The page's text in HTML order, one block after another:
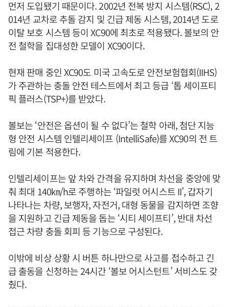
먼저 도입됐기 때문이다. 2002년 전복 방지 시스템(RSC), 2
014년 교차로 추돌 감지 및 긴급 제동 시스템, 2014년 도로
이탈 보호 시스템 등이 XC90에 최초로 적용됐다. 볼보의 안
전 철학을 집대성한 모델이 XC90이다.
현재 판매 중인 XC90도 미국 고속도로 안전보험협회(IIHS)
가 주관하는 충돌 안전 테스트에서 최고 등급 ‘톱 세이프티
픽 플러스(TSP+)를 받았다.
볼보는 ‘안전은 옵션이 될 수 없다’는 철학 아래, 첨단 지능
형 안전 시스템 인텔리세이프 (IntelliSafe)를 XC90의 전 트
림에 기본 적용한다.
인텔리세이프는 앞 차와 간격을 유지하며 차선을 중앙에 맞
춰 최대 140㎞/h로 주행하는 ‘파일럿 어시스트 II’, 갑자기
나타나는 차량, 보행자, 자전거, 대형 동물을 감지하면 조향
을 지원하고 긴급 제동을 돕는 ‘시티 세이프티’, 반대 차선
접근 차량 충돌 회피 등 기능으로 구성된다.
이밖에 비상 상황 시 버튼 하나만으로 사고를 접수하고 긴
급 출동을 신청하는 24시간 ‘볼보 어시스턴트’ 서비스도 갖
췄다.